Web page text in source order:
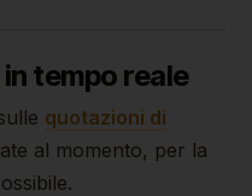
tempo reale
quotazioni di
al momento, per la